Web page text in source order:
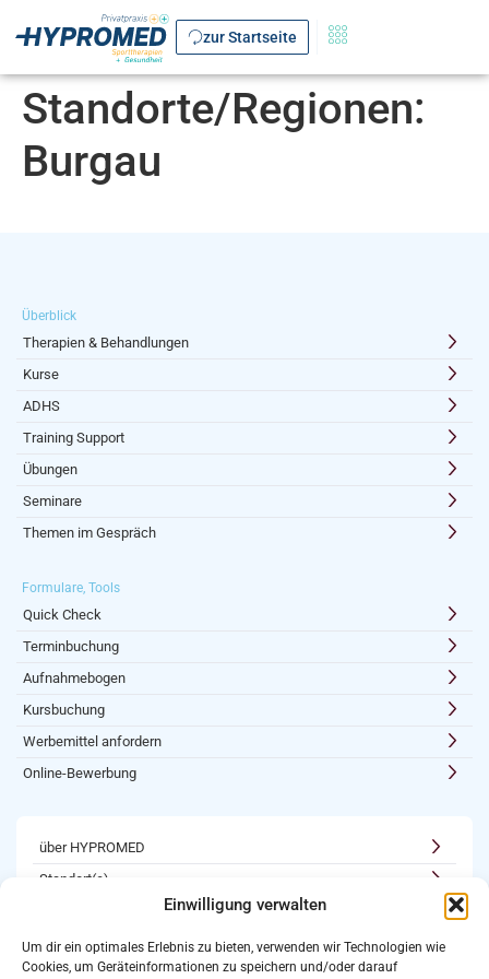
Einwilligung verwalten
Um dir ein optimales Erlebnis zu bieten, verwenden wir Technologien wie
Cookies, um Geräteinformationen zu speichern und/oder darauf
zur Startseite
Standorte/Regionen:
Burgau
Überblick
Therapien & Behandlungen
Kurse
ADHS
Training Support
Übungen
Seminare
Themen im Gespräch
Formulare, Tools
Quick Check
Terminbuchung
Aufnahmebogen
Kursbuchung
Werbemittel anfordern
Online-Bewerbung
über HYPROMED
Standort(e)
Karriere
Newsletter